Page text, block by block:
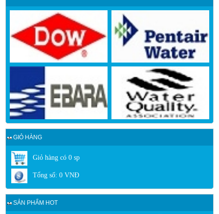
GIỎ HÀNG
Giỏ hàng có 0 sp
Tổng số: 0 VNĐ
SẢN PHẨM HOT